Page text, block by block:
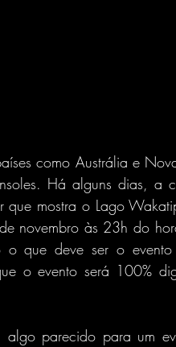
como Austrália e
Há alguns dias, a
que mostra o Lago
novembro às 23h do
que deve ser o evento
o evento será 100%
parecido para um